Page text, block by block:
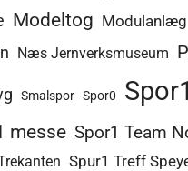
Modeltog Modulanlæg
Næs Jernverksmuseum
Smalspor Spor0 Spor1
messe Spor1 Team
Spur1 Treff